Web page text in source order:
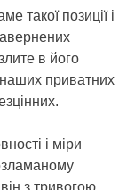
такої позиції і
в його
приватних
і міри
з тривогою